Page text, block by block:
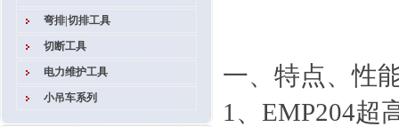
弯排|切排工具
切断工具
电力维护工具
小吊车系列
一、特点、性
1、EMP204超